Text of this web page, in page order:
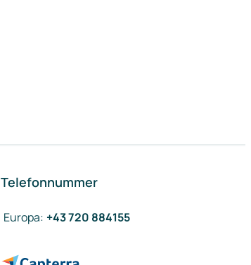
Telefonnummer
Europa: +43 720 884155